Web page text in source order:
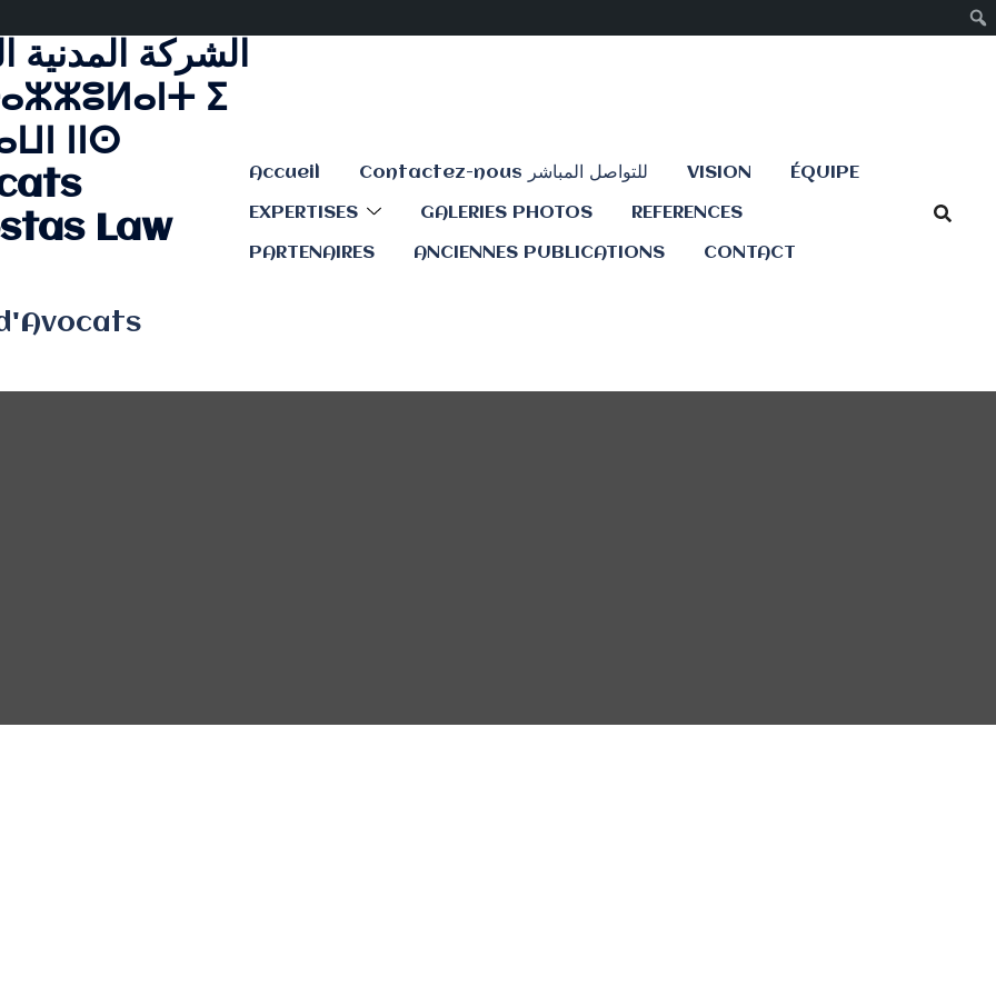
الشركة المدنية
ⵉ
ⵏⵏⵙ
Law
Accueil Contactez-nous للتواصل المباشر VISION ÉQUIPE
EXPERTISES GALERIES PHOTOS REFERENCES
PARTENAIRES ANCIENNES PUBLICATIONS CONTACT